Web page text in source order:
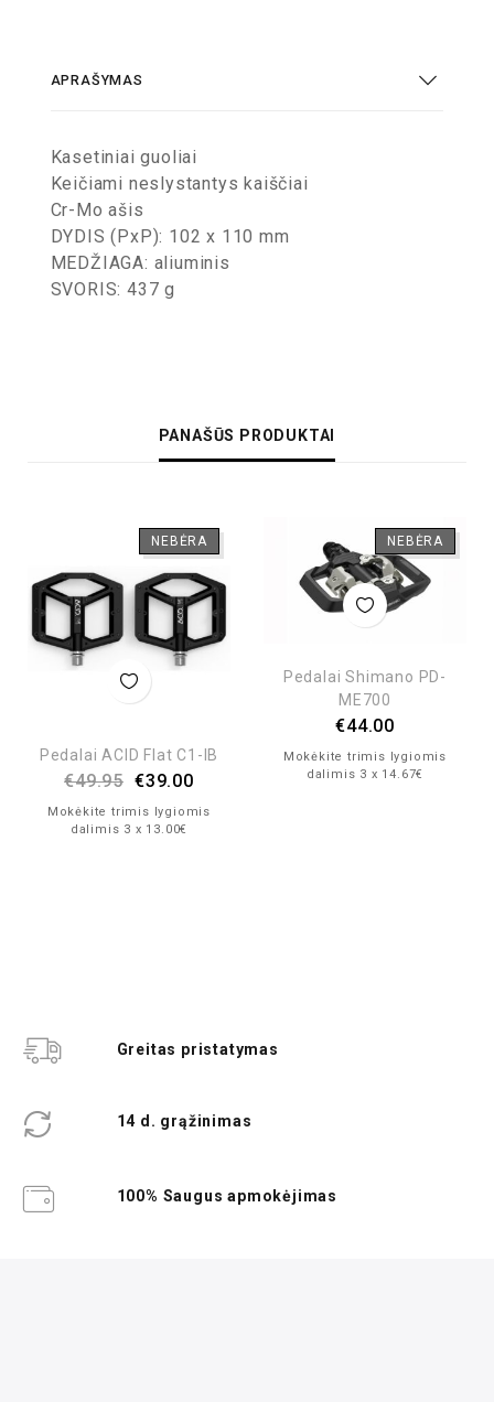
APRAŠYMAS
Kasetiniai guoliai
Keičiami neslystantys kaiščiai
Cr-Mo ašis
DYDIS (PxP): 102 x 110 mm
MEDŽIAGA: aliuminis
SVORIS: 437 g
PANAŠŪS PRODUKTAI
NEBĖRA
Pedalai ACID Flat C1-IB
€49.95 €39.00
Mokėkite trimis lygiomis
dalimis 3 x 13.00€
NEBĖRA
Pedalai Shimano PD-
ME700
€44.00
Mokėkite trimis lygiomis
dalimis 3 x 14.67€
Greitas pristatymas
14 d. grąžinimas
100% Saugus apmokėjimas